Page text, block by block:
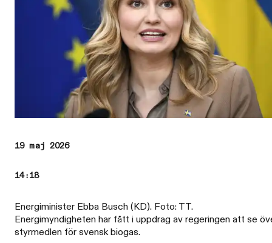
19 maj 2026
14:18
Energiminister Ebba Busch (KD). Foto: TT.
Energimyndigheten har fått i uppdrag av regeringen att se
styrmedlen för svensk biogas.